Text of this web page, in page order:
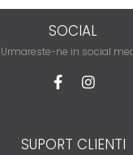
SOCIAL
Urmareste-ne in social
SUPORT CLIENTI